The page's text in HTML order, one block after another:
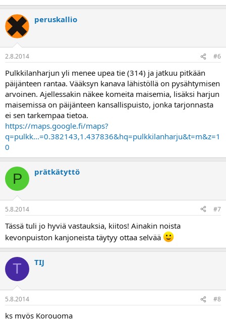
peruskallio
2.8.2014 #6
Pulkkilanharjun yli menee upea tie (314) ja jatkuu pitkään
päijänteen rantaa. Vääksyn kanava lähistöllä on pysähtymisen
arvoinen. Ajellessakin näkee komeita maisemia, lisäksi harjun
maisemissa on päijänteen kansallispuisto, jonka tarjonnasta
ei sen tarkempaa tietoa.
https://maps.google.fi/maps?
q=pulkk...=0.382143,1.437836&hq=pulkkilanharju&t=m&z=1
0
P prätkätyttö
5.8.2014 #7
Tässä tuli jo hyviä vastauksia, kiitos! Ainakin noista
kevonpuiston kanjoneista täytyy ottaa selvää
T TIJ
5.8.2014 #8
ks myös Korouoma